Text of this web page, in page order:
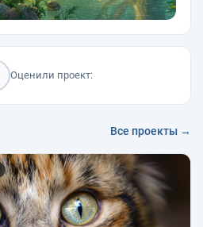
Оценили проект:
Все проекты →